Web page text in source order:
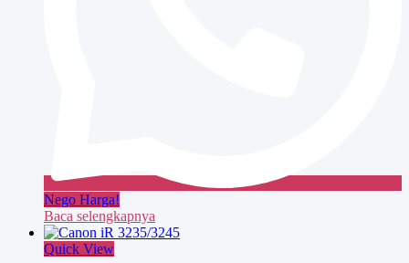
Nego Harga!
Baca selengkapnya
Quick View